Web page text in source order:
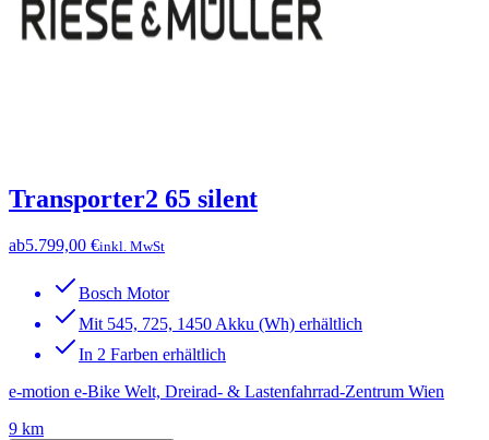
Transporter2 65 silent
ab5.799,00 €inkl. MwSt
Bosch Motor
Mit 545, 725, 1450 Akku (Wh) erhältlich
In 2 Farben erhältlich
e-motion e-Bike Welt, Dreirad- & Lastenfahrrad-Zentrum Wien
9 km